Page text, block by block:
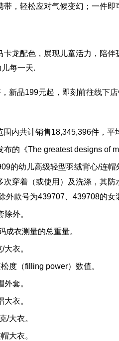
，轻松应对气候变幻；一件
龙配色，展现儿童活力，陪
每一天.
新品199元起，即刻前往线下
内共计销售18,345,396件，平
的《The greatest designs of
的幼儿高级轻型羽绒背心/连
穿着（或使用）及洗涤，其
款号为439707、439708的女
外。
衣测量的总重量。
衣。
度（filling power）数值。
套。
衣。
/大衣。
大衣。